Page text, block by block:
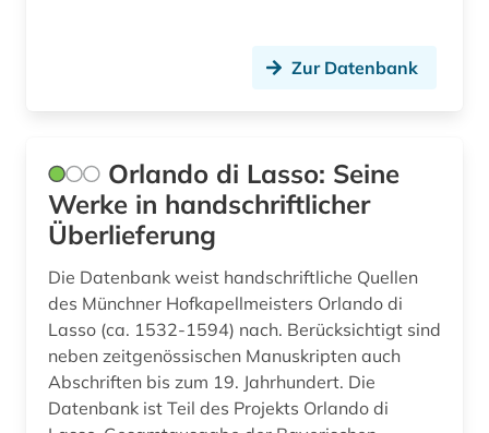
berufsfeld agrarwirtschaft (1)
berufsforschung (1)
beschäftigung (1)
bestand (1)
bestandsaufbau (1)
Zur Datenbank
Orlando di Lasso: Seine
Werke in handschriftlicher
Überlieferung
Die Datenbank weist handschriftliche Quellen
des Münchner Hofkapellmeisters Orlando di
Lasso (ca. 1532-1594) nach. Berücksichtigt sind
neben zeitgenössischen Manuskripten auch
Abschriften bis zum 19. Jahrhundert. Die
Datenbank ist Teil des Projekts Orlando di